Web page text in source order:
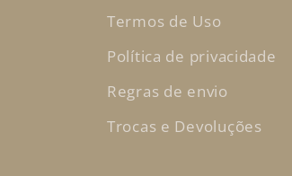
Termos de Uso
Política de privacidade
Regras de envio
Trocas e Devoluções